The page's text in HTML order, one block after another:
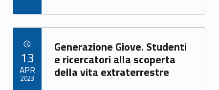
e
b
o
o
k
to
d
o
n
ai
l
ar
e
Link identifier archive #link-archive-68275
Generazione Giove. Studenti
e ricercatori alla scoperta
della vita extraterrestre
13
APR
2023